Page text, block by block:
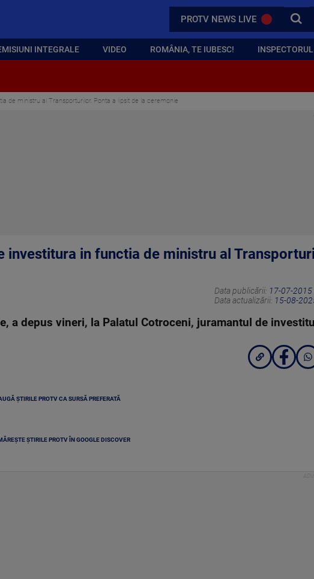
PROTV NEWS LIVE CAUTA
INTEGRALE VIDEO ROMÂNIA, TE IUBESC!
de ministru al Transporturilor. Ponta a lipsit de la ceremonie
investitura in functia de ministru al
Data publicării: 17-07-2015
Data actualizării: 15-08-
a depus vineri, la Palatul Cotroceni, juramantul de
ȘTIRILE PROTV CA SURSĂ PREFERATĂ
ȘTIRILE PROTV ÎN GOOGLE DISCOVER